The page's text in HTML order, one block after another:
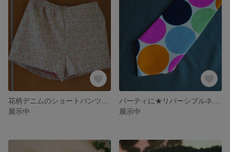
展示中
展示中